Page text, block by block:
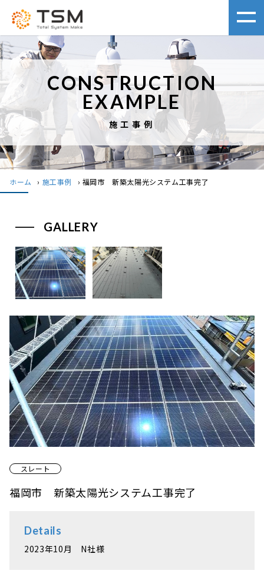
CONSTRUCTION
EXAMPLE
施工事例
ホーム › 施工事例 › 福岡市 新築太陽光システム工事完了
スレート
福岡市 新築太陽光システム工事完了
Details
2023年10月 N社様
GALLERY